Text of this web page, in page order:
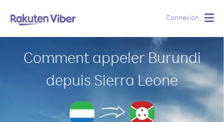
Connexion
Comment appeler Burundi
depuis Sierra Leone